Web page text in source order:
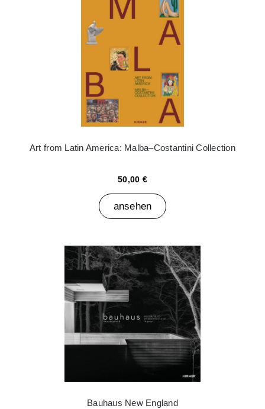
Art from Latin America: Malba–Costantini Collection
50,00 €
ansehen
Bauhaus New England